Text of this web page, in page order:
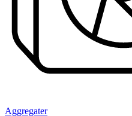
Aggregater